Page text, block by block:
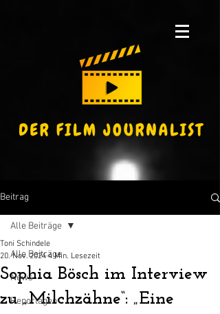
Beitrag
Alle Beiträge
News
Reportagen
Alle Beiträge
Sophia Bösch im Interview
zu „Milchzähne“: „Eine
Toni Schindele
20. Nov. 2024 4 Min. Lesezeit